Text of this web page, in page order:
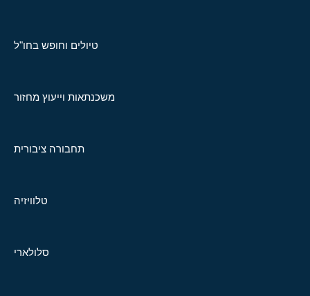
טיולים וחופש בחו"ל
משכנתאות וייעוץ מחזור
תחבורה ציבורית
טלוויזיה
סלולארי